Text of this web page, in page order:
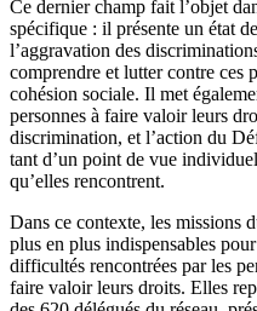
Ce dernier champ fait l’objet
spécifique : il présente un état
l’aggravation des
comprendre et lutter contre ces
cohésion sociale. Il met
personnes à faire valoir leurs
discrimination, et l’action du
tant d’un point de vue
qu’elles rencontrent.
Dans ce contexte, les missions
plus en plus indispensables
difficultés rencontrées par les
faire valoir leurs droits. Elles